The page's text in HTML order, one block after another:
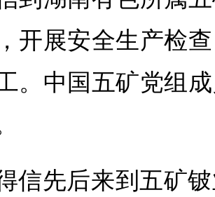
开展安全生产检
。中国五矿党组
信先后来到五矿